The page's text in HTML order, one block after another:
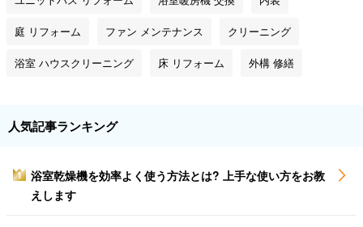
庭 リフォーム ファン メンテナンス クリーニング
浴室 ハウスクリーニング 床 リフォーム 外構 修繕
人気記事ランキング
1
浴室乾燥機を効率よく使う方法とは? 上手な使い方をお教
えします